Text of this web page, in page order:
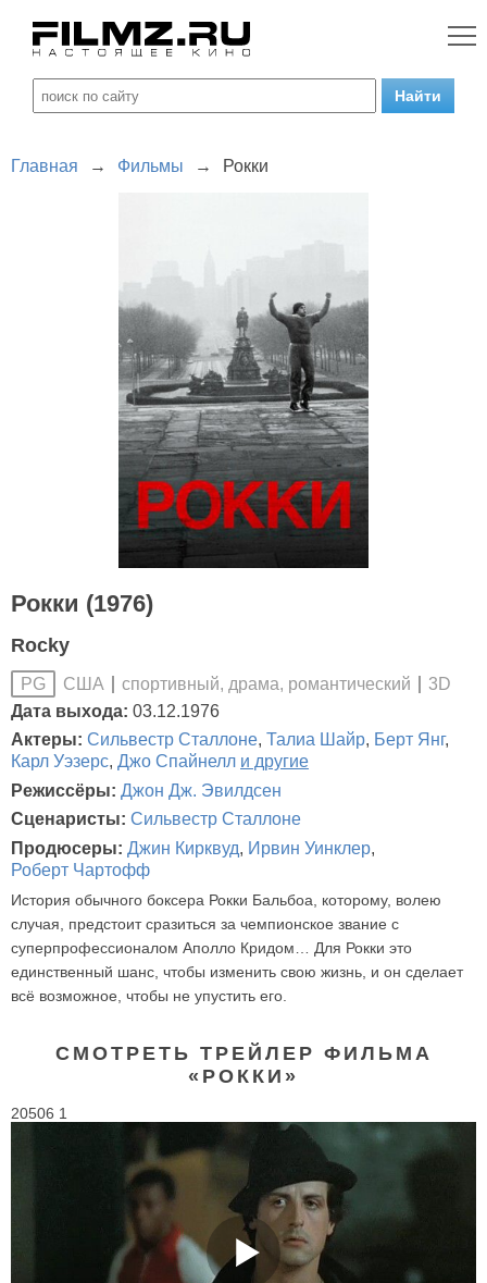
Главная → Фильмы → Рокки
Рокки (1976)
Rocky
PG США спортивный, драма, романтический
3D
Дата выхода: 03.12.1976
Актеры: Сильвестр Сталлоне, Талиа Шайр, Берт Янг,
Карл Уэзерс, Джо Спайнелл и другие
Режиссёры: Джон Дж. Эвилдсен
Сценаристы: Сильвестр Сталлоне
Продюсеры: Джин Кирквуд, Ирвин Уинклер,
Роберт Чартофф
История обычного боксера Рокки Бальбоа, которому, волею
случая, предстоит сразиться за чемпионское звание с
суперпрофессионалом Аполло Кридом… Для Рокки это
единственный шанс, чтобы изменить свою жизнь, и он сделает
всё возможное, чтобы не упустить его.
СМОТРЕТЬ ТРЕЙЛЕР ФИЛЬМА
«РОККИ»
20506 1